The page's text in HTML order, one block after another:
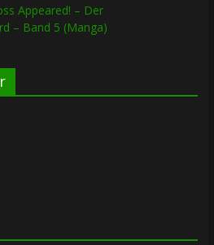
Appeared! – Der
– Band 5 (Manga)